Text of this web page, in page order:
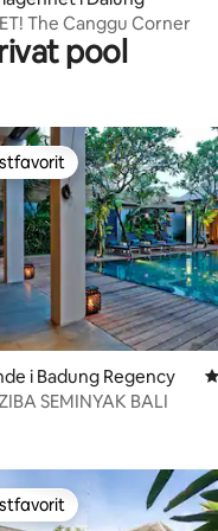
The Canggu Corner
pool
betyg, 165
i Badung Regency
SEMINYAK BALI